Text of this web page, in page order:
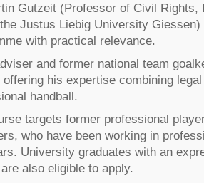
Gutzeit (Professor of Civil Rights,
Justus Liebig University
with practical relevance.
and former national team
offering his expertise combining
handball.
targets former professional
who have been working in
University graduates with an
also eligible to apply.